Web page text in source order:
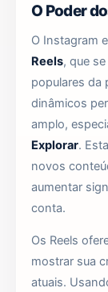
O Poder
O Instagram
Reels, que
populares da
dinâmicos
amplo,
Explorar.
novos
aumentar
conta.
Os Reels
mostrar sua
atuais.